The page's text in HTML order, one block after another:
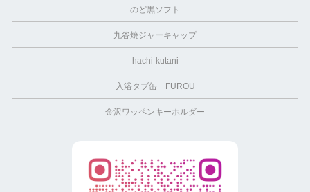
のど黒ソフト
九谷焼ジャーキャップ
hachi-kutani
入浴タブ缶 FUROU
金沢ワッペンキーホルダー